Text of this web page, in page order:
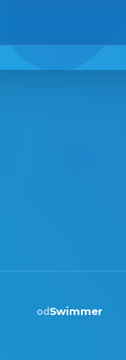
odSwimmer